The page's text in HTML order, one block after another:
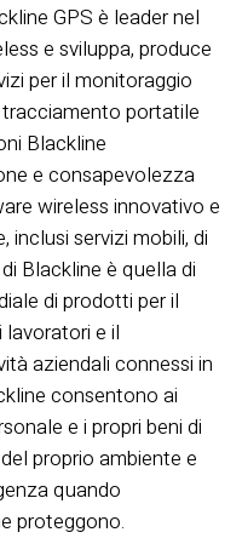
GPS è leader nel
e sviluppa, produce
per il monitoraggio
portatile
Blackline
e consapevolezza
wireless innovativo e
servizi mobili, di
Blackline è quella di
di prodotti per il
e il
aziendali connessi in
consentono ai
e i propri beni di
proprio ambiente e
quando
proteggono.